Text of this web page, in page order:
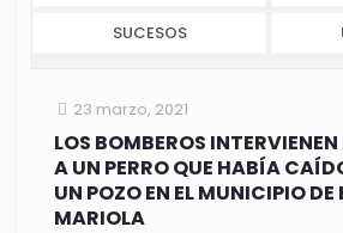
SUCESOS
23 marzo, 2021
LOS BOMBEROS
A UN PERRO QUE HABÍA
UN POZO EN EL MUNICIPIO DE
MARIOLA